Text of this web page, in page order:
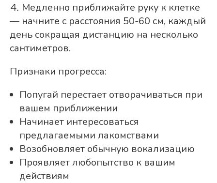
⒋ Медленно приближайте руку к клетке
— начните с расстояния 50-60 см, каждый
день сокращая дистанцию на несколько
сантиметров.
Признаки прогресса:
Попугай перестает отворачиваться при
вашем приближении
Начинает интересоваться
предлагаемыми лакомствами
Возобновляет обычную вокализацию
Проявляет любопытство к вашим
действиям